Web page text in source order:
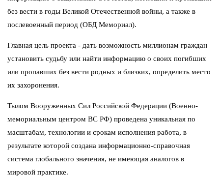
без вести в годы Великой Отечественной войны, а также в
послевоенный период (ОБД Мемориал).
Главная цель проекта - дать возможность миллионам граждан
установить судьбу или найти информацию о своих погибших
или пропавших без вести родных и близких, определить место
их захоронения.
Тылом Вооруженных Сил Российской Федерации (Военно-
мемориальным центром ВС РФ) проведена уникальная по
масштабам, технологии и срокам исполнения работа, в
результате которой создана информационно-справочная
система глобального значения, не имеющая аналогов в
мировой практике.